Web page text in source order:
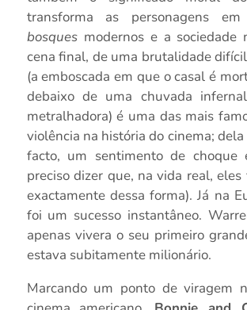
transforma as personagens em
bosquesmodernos e a sociedade
cena final, de uma brutalidade
(a emboscada em que o casal é
debaixo de uma chuvada
metralhadora) é uma das mais
violência na história do cinema;
facto, um sentimento de choque
preciso dizer que, na vida real,
exactamente dessa forma). Já na
foi um sucesso instantâneo.
apenas vivera o seu primeiro
estava subitamente milionário.
Marcando um ponto de viragem